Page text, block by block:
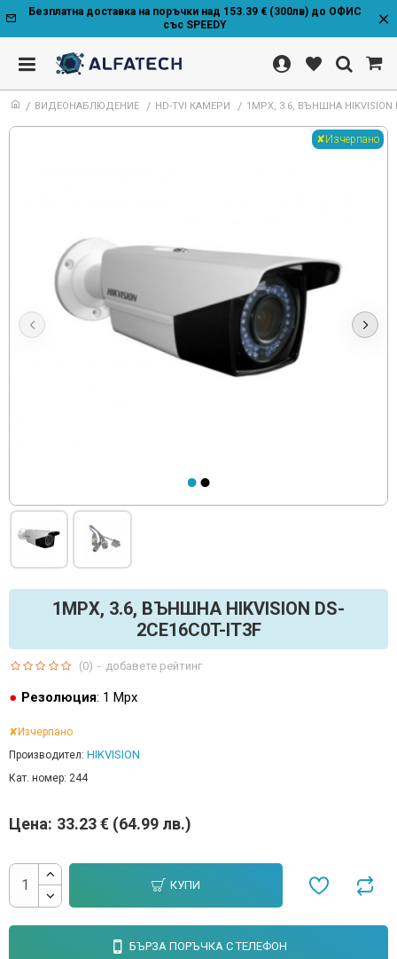
Безплатна доставка на поръчки над 153.39 € (300лв) до ОФИС
със SPEEDY
ВИДЕОНАБЛЮДЕНИЕ HD-TVI КАМЕРИ 1MPX, 3.6, ВЪНШНА HIKVISION
✘Изчерпано
1MPX, 3.6, ВЪНШНА HIKVISION DS-
2CE16C0T-IT3F
Резолюция: 1 Mpx
✘Изчерпано
Производител: HIKVISION
Кат. номер: 244
(0) - добавете рейтинг
Цена: 33.23 € (64.99 лв.)
КУПИ
БЪРЗА ПОРЪЧКА С ТЕЛЕФОН